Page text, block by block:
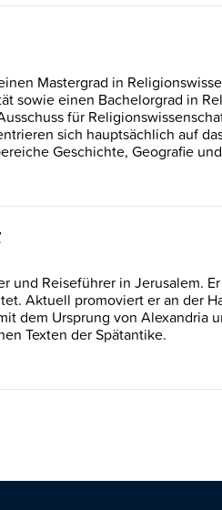
Mastergrad in
sowie einen Bachelorgrad in
für
sich hauptsächlich auf
Geschichte, Geografie
und Reiseführer in Jerusalem.
Aktuell promoviert er an der
dem Ursprung von Alexandria
Texten der Spätantike.